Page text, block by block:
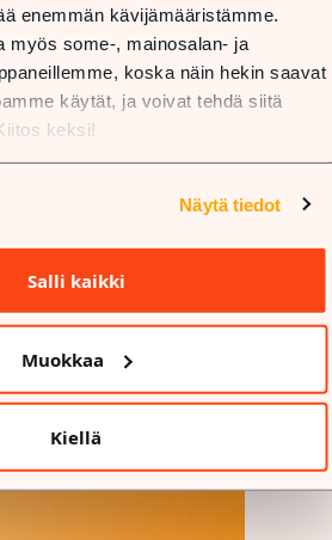
enemmän kävijämääristämme.
myös some-, mainosalan- ja
koska näin hekin saavat
käytät, ja voivat tehdä siitä
keksi!
Näytä tiedot
Salli kaikki
Muokkaa
Kiellä